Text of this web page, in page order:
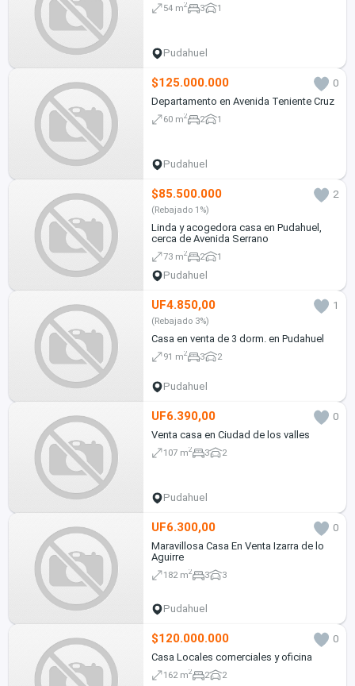
54 m2 3 1
Pudahuel
$125.000.000
0
Departamento en Avenida Teniente Cruz
60 m2 2 1
Pudahuel
$85.500.000 2
(Rebajado 1%)
Linda y acogedora casa en Pudahuel,
cerca de Avenida Serrano
73 m2 2 1
Pudahuel
UF4.850,00 1
(Rebajado 3%)
Casa en venta de 3 dorm. en Pudahuel
91 m2 3 2
Pudahuel
UF6.390,00
0
Venta casa en Ciudad de los valles
107 m2 3 2
Pudahuel
UF6.300,00
0
Maravillosa Casa En Venta Izarra de lo
Aguirre
182 m2 3 3
Pudahuel
$120.000.000
0
Casa Locales comerciales y oficina
162 m2 2 2